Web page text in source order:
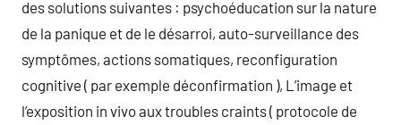
des solutions suivantes : psychoéducation sur la nature
de la panique et de le désarroi, auto-surveillance des
symptômes, actions somatiques, reconfiguration
cognitive ( par exemple déconfirmation ), L’image et
l’exposition in vivo aux troubles craints ( protocole de